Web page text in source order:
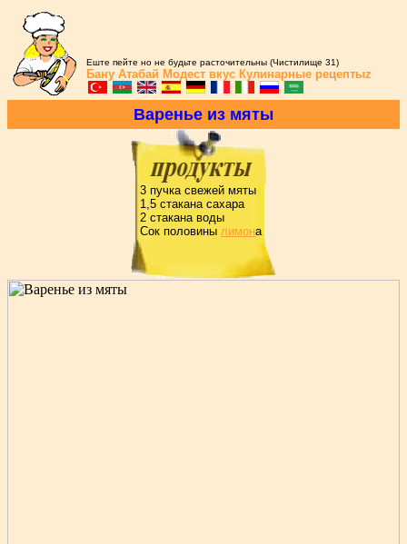
Еште пейте но не будьте расточительны (Чистилище 31)
Бану Атабай Модест вкус Кулинарные рецептыz
Ваpенье из мяты
3 пучка свежей мяты
1,5 стакана сахаpа
2 стакана воды
Сок половины лимона